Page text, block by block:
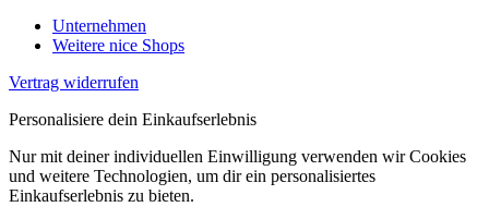
Unternehmen
Weitere nice Shops
Vertrag widerrufen
Personalisiere dein Einkaufserlebnis
Nur mit deiner individuellen Einwilligung verwenden wir Cookies
und weitere Technologien, um dir ein personalisiertes
Einkaufserlebnis zu bieten.